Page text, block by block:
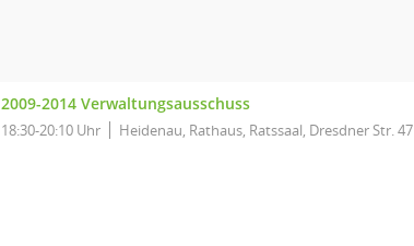
2009-2014 Verwaltungsausschuss
18:30-20:10 Uhr Heidenau, Rathaus, Ratssaal, Dresdner Str. 47